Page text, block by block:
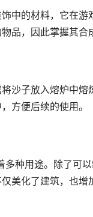
中的材料，它在
品，因此掌握其合
沙子放入熔炉中
方便后续的使用。
多种用途。除了可
美化了建筑，也增